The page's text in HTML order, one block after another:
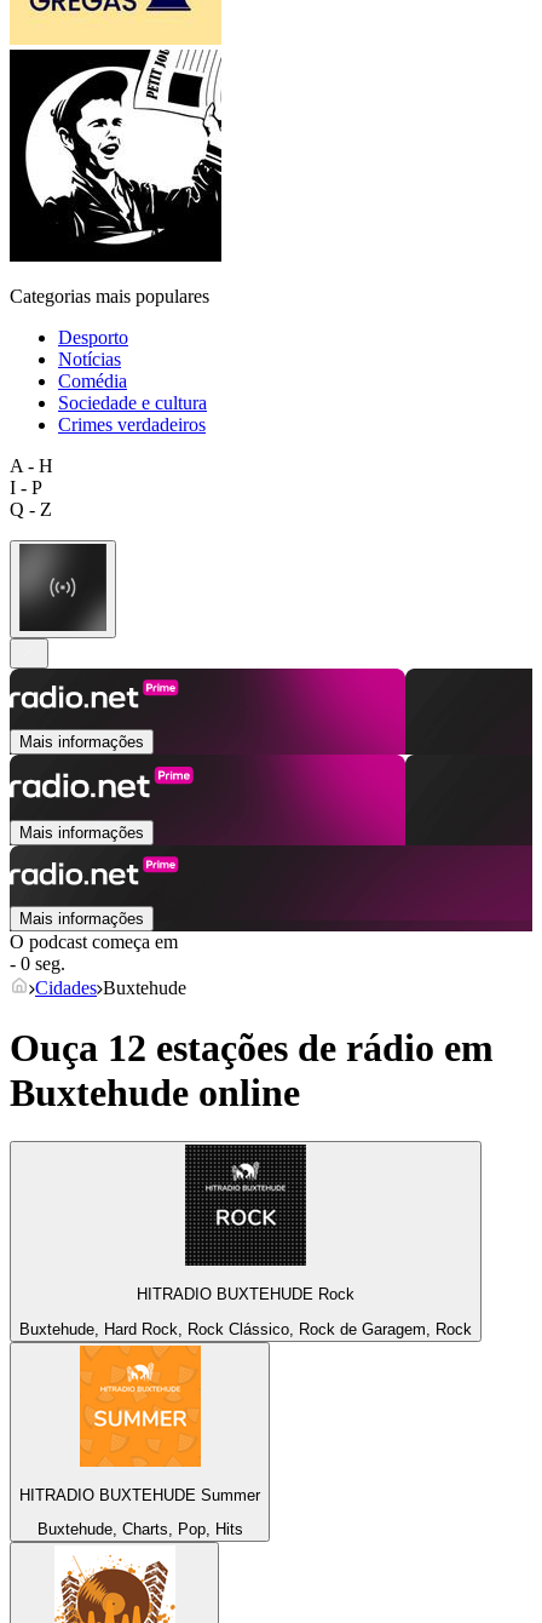
Categorias mais populares
Desporto
Notícias
Comédia
Sociedade e cultura
Crimes verdadeiros
A - H
I - P
Q - Z
Mais informações
Mais informações
Mais informações
O podcast começa em
- 0 seg.
Cidades Buxtehude
Ouça 12 estações de rádio em
Buxtehude online
HITRADIO BUXTEHUDE Rock
Buxtehude, Hard Rock, Rock Clássico, Rock de Garagem, Rock
HITRADIO BUXTEHUDE Summer
Buxtehude, Charts, Pop, Hits